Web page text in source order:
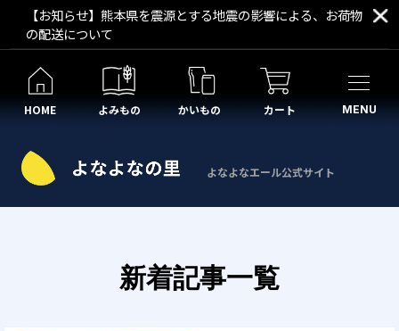
【お知らせ】熊本県を震源とする地震の影響による、お荷物
の配送について
HOME よみもの かいもの カート MENU
よなよなエール公式サイト
新着記事一覧